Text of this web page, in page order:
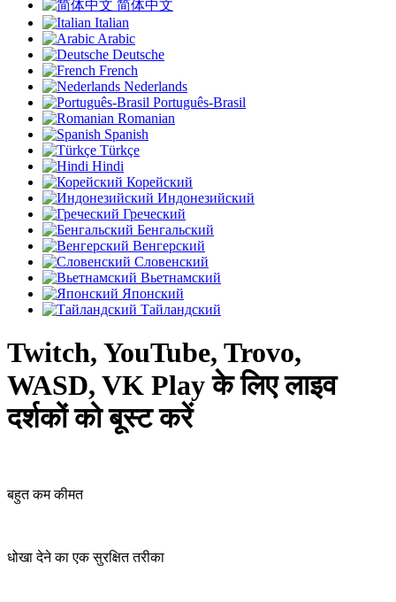
简体中文
Italian
Arabic
Deutsche
French
Nederlands
Português-Brasil
Romanian
Spanish
Türkçe
Hindi
Корейский
Индонезийский
Греческий
Бенгальский
Венгерский
Словенский
Вьетнамский
Японский
Тайландский
Twitch, YouTube, Trovo,
WASD, VK Play के लिए लाइव
दर्शकों को बूस्ट करें
बहुत कम कीमत
धोखा देने का एक सुरक्षित तरीका